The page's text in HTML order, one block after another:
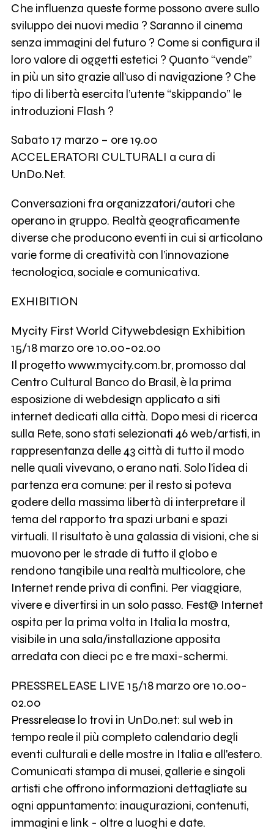
Che influenza queste forme possono avere sullo
sviluppo dei nuovi media ? Saranno il cinema
senza immagini del futuro ? Come si configura il
loro valore di oggetti estetici ? Quanto “vende”
in più un sito grazie all’uso di navigazione ? Che
tipo di libertà esercita l’utente “skippando” le
introduzioni Flash ?
Sabato 17 marzo – ore 19.00
ACCELERATORI CULTURALI a cura di
UnDo.Net.
Conversazioni fra organizzatori/autori che
operano in gruppo. Realtà geograficamente
diverse che producono eventi in cui si articolano
varie forme di creatività con l’innovazione
tecnologica, sociale e comunicativa.
EXHIBITION
Mycity First World Citywebdesign Exhibition
15/18 marzo ore 10.00-02.00
Il progetto www.mycity.com.br, promosso dal
Centro Cultural Banco do Brasil, è la prima
esposizione di webdesign applicato a siti
internet dedicati alla città. Dopo mesi di ricerca
sulla Rete, sono stati selezionati 46 web/artisti, in
rappresentanza delle 43 città di tutto il modo
nelle quali vivevano, o erano nati. Solo l’idea di
partenza era comune: per il resto si poteva
godere della massima libertà di interpretare il
tema del rapporto tra spazi urbani e spazi
virtuali. Il risultato è una galassia di visioni, che si
muovono per le strade di tutto il globo e
rendono tangibile una realtà multicolore, che
Internet rende priva di confini. Per viaggiare,
vivere e divertirsi in un solo passo. Fest@ Internet
ospita per la prima volta in Italia la mostra,
visibile in una sala/installazione apposita
arredata con dieci pc e tre maxi-schermi.
PRESSRELEASE LIVE 15/18 marzo ore 10.00-
02.00
Pressrelease lo trovi in UnDo.net: sul web in
tempo reale il più completo calendario degli
eventi culturali e delle mostre in Italia e all'estero.
Comunicati stampa di musei, gallerie e singoli
artisti che offrono informazioni dettagliate su
ogni appuntamento: inaugurazioni, contenuti,
immagini e link - oltre a luoghi e date.